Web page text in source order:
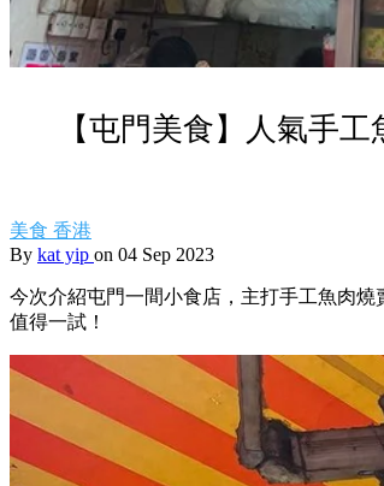
【屯門美食】人氣手
美食 香港
By kat yip on 04 Sep 2023
今次介紹屯門一間小食店，主打手工魚肉
值得一試！